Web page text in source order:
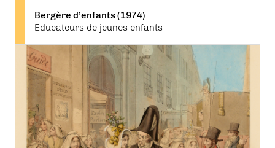
Bergère d’enfants (1974)
Educateurs de jeunes enfants